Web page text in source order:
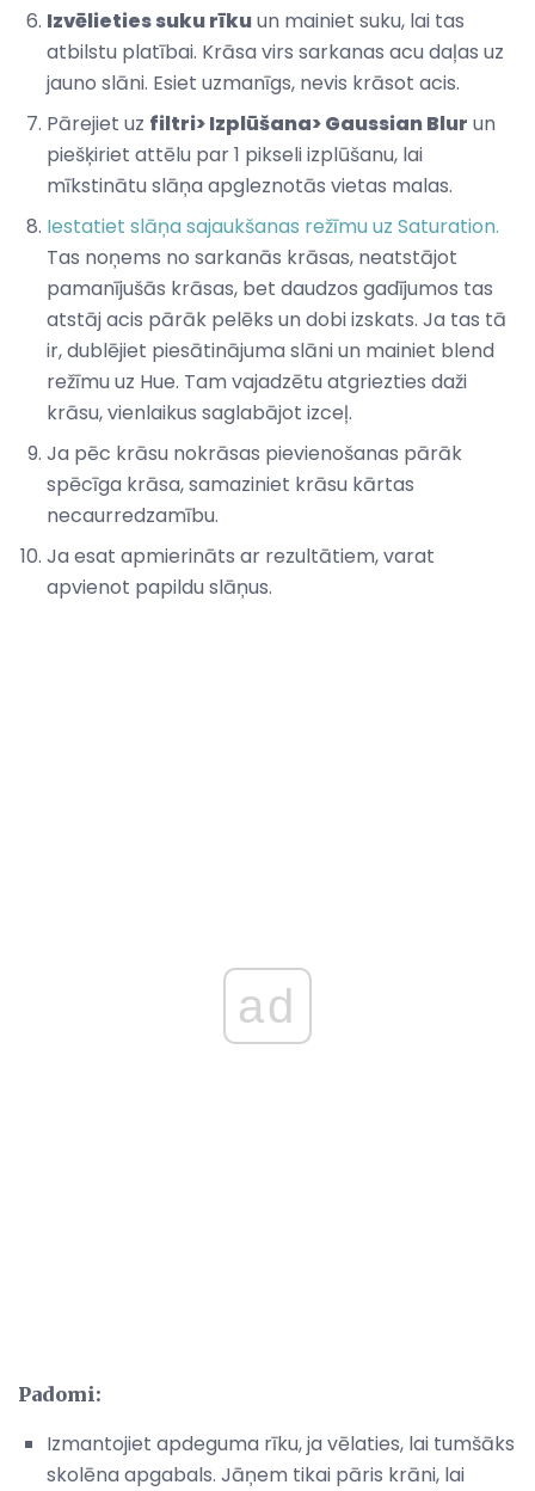
Izvēlieties suku rīkuun mainiet suku, lai tas
atbilstu platībai. Krāsa virs sarkanas acu daļas uz
jauno slāni. Esiet uzmanīgs, nevis krāsot acis.
Pārejiet uz filtri> Izplūšana> Gaussian Blur un
piešķiriet attēlu par 1 pikseli izplūšanu, lai
mīkstinātu slāņa apgleznotās vietas malas.
Iestatiet slāņa sajaukšanas režīmu uz Saturation.
Tas noņems no sarkanās krāsas, neatstājot
pamanījušās krāsas, bet daudzos gadījumos tas
atstāj acis pārāk pelēks un dobi izskats. Ja tas tā
ir, dublējiet piesātinājuma slāni un mainiet blend
režīmu uz Hue. Tam vajadzētu atgriezties daži
krāsu, vienlaikus saglabājot izceļ.
Ja pēc krāsu nokrāsas pievienošanas pārāk
spēcīga krāsa, samaziniet krāsu kārtas
necaurredzamību.
Ja esat apmierināts ar rezultātiem, varat
apvienot papildu slāņus.
ad
Padomi:
Izmantojiet apdeguma rīku, ja vēlaties, lai tumšāks
skolēna apgabals. Jāņem tikai pāris krāni, lai